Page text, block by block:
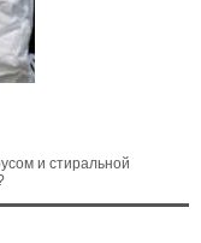
и стиральной